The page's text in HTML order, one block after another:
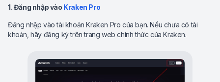
1. Đăng nhập vào Kraken Pro
Đăng nhập vào tài khoản Kraken Pro của bạn. Nếu chưa có tài
khoản, hãy đăng ký trên trang web chính thức của Kraken.